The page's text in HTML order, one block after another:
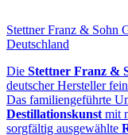
Stettner Franz & Sohn
Deutschland
Die Stettner Franz &
deutscher Hersteller
Das familiengeführte
Destillationskunst mit
sorgfältig ausgewählte